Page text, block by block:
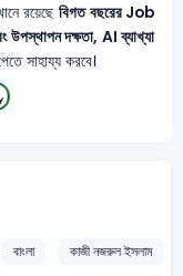
রয়েছেবিগত বছরের Job
দক্ষতা, AI ব্যাখ্যা
সাহায্য করবে।
বাংলা
কাজী নজরুল ইসলাম